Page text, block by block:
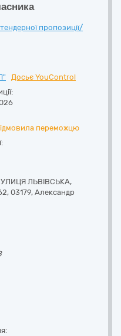
пропозиції/
Досьє YouControl
переможцю
ЛЬВІВСЬКА,
, 03179, Александр